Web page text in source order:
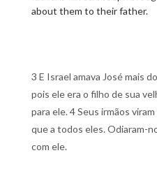
about them to their father.
3 E Israel amava José mais
pois ele era o filho de sua
para ele. 4 Seus irmãos
que a todos eles. Odiaram-
com ele.